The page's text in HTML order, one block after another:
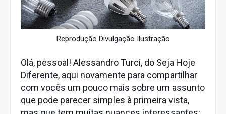
Reprodução Divulgação Ilustração
Olá, pessoal! Alessandro Turci, do Seja Hoje
Diferente, aqui novamente para compartilhar
com vocês um pouco mais sobre um assunto
que pode parecer simples à primeira vista,